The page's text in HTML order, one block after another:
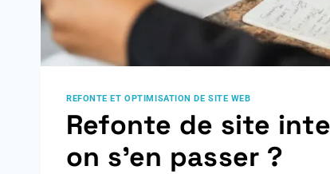
REFONTE ET OPTIMISATION DE SITE WEB
Refonte de site
on s’en passer ?